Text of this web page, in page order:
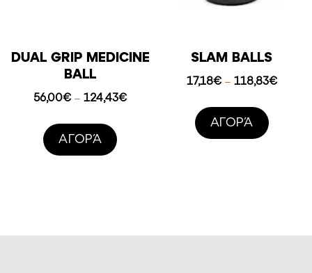
DUAL GRIP MEDICINE
BALL
56,00€ – 124,43€Price
AΓΟΡΆ
SLAM BALLS
17,18€ – 118,83€Price
AΓΟΡΆ